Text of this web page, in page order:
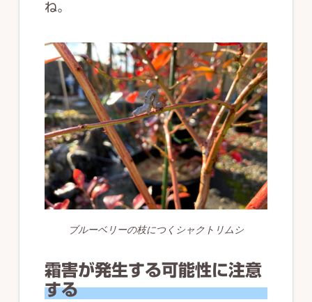
ね。
ブルーベリーの枝につくシャクトリムシ
霜害が発生する可能性に注意
する